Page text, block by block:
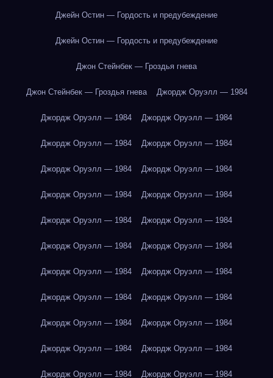
Джейн Остин — Гордость и предубеждение
Джейн Остин — Гордость и предубеждение
Джон Стейнбек — Гроздья гнева
Джон Стейнбек — Гроздья гнева Джордж Оруэлл — 1984
Джордж Оруэлл — 1984 Джордж Оруэлл — 1984
Джордж Оруэлл — 1984 Джордж Оруэлл — 1984
Джордж Оруэлл — 1984 Джордж Оруэлл — 1984
Джордж Оруэлл — 1984 Джордж Оруэлл — 1984
Джордж Оруэлл — 1984 Джордж Оруэлл — 1984
Джордж Оруэлл — 1984 Джордж Оруэлл — 1984
Джордж Оруэлл — 1984 Джордж Оруэлл — 1984
Джордж Оруэлл — 1984 Джордж Оруэлл — 1984
Джордж Оруэлл — 1984 Джордж Оруэлл — 1984
Джордж Оруэлл — 1984 Джордж Оруэлл — 1984
Джордж Оруэлл — 1984 Джордж Оруэлл — 1984